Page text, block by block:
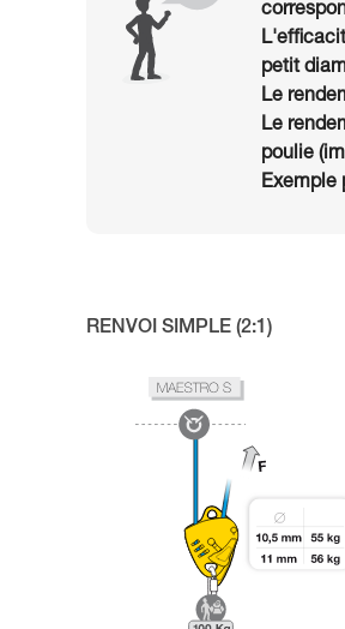
petit
Le
Le
poulie
Exemple
RENVOI SIMPLE (2:1)